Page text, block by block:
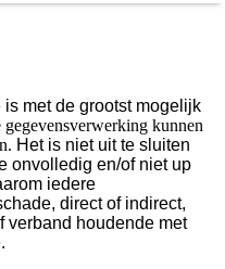
met de grootst mogelijk
gegevensverwerking kunnen
Het is niet uit te sluiten
onvolledig en/of niet up
iedere
direct of indirect,
verband houdende met